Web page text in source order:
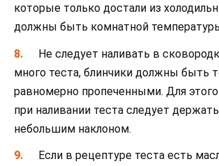
которые только достали из
должны быть комнатной
Не следует наливать в
много теста, блинчики должны быть
равномерно пропеченными. Для
при наливании теста следует
небольшим наклоном.
Если в рецептуре теста есть